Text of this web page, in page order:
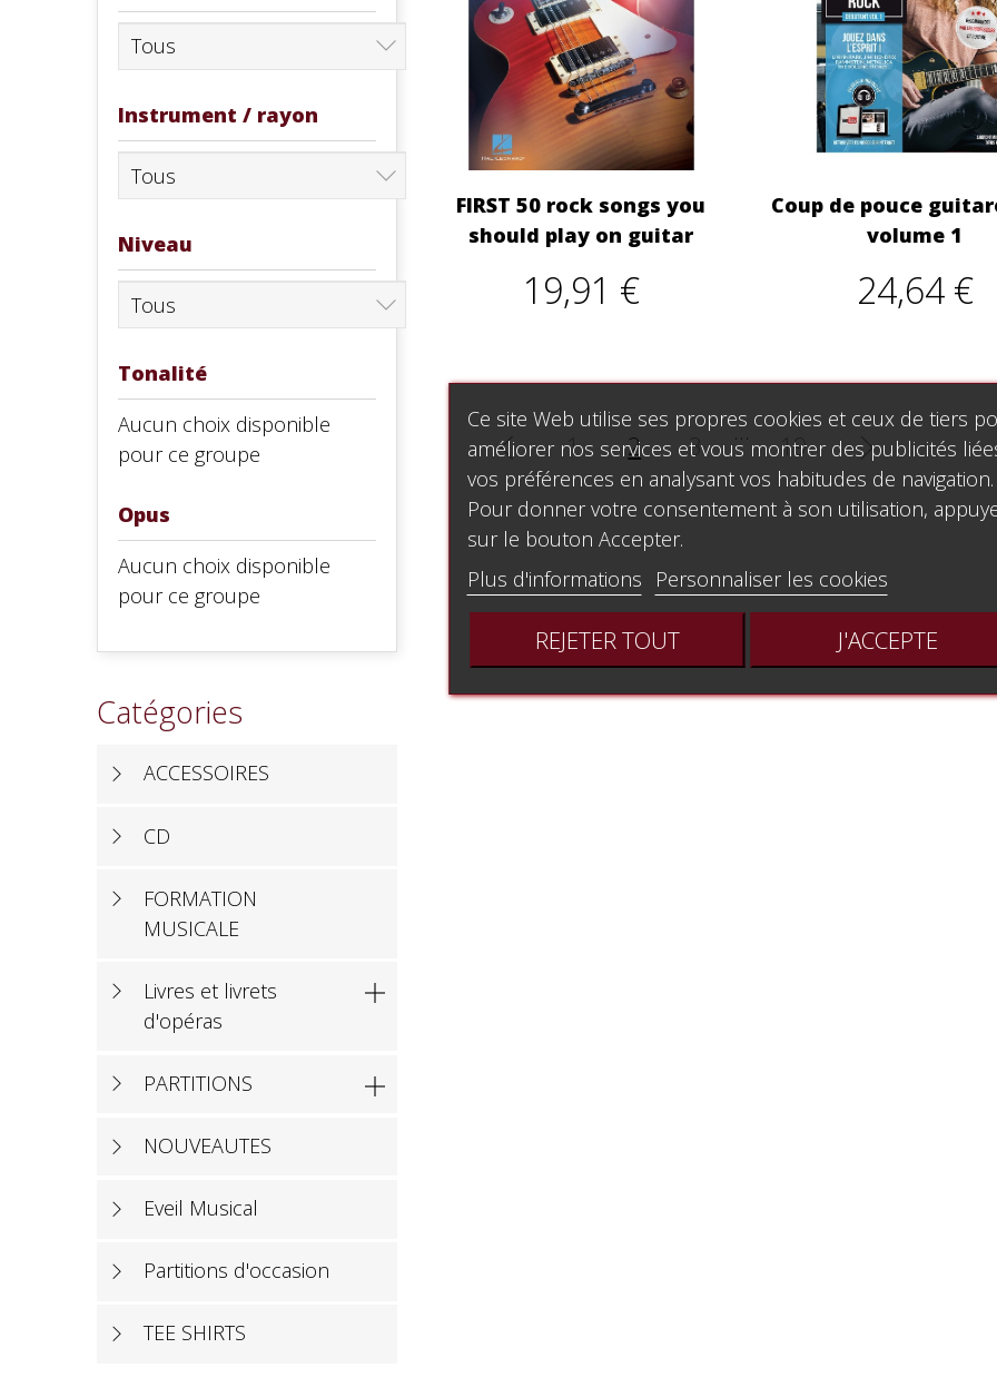
Instrument / rayon
Niveau
Tonalité
Aucun choix disponible
pour ce groupe
Opus
Aucun choix disponible
pour ce groupe
Catégories
ACCESSOIRES
CD
FORMATION
MUSICALE
Livres et livrets
d'opéras

PARTITIONS 
NOUVEAUTES
Eveil Musical
Partitions d'occasion
TEE SHIRTS
FIRST 50 rock songs you
should play on guitar
19,91 €
Coup de pouce
volume 1
24,64 €
 1 2 3 … 19 
Ce site Web utilise ses propres cookies et ceux de tiers
améliorer nos services et vous montrer des publicités
vos préférences en analysant vos habitudes de navigation.
Pour donner votre consentement à son utilisation,
sur le bouton Accepter.
Plus d'informations
Personnaliser les cookies
REJETER TOUT J'ACCEPTE